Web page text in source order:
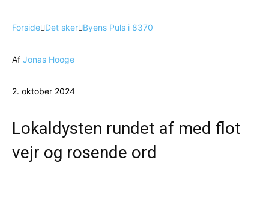
Forside Det sker Byens Puls i 8370
Af Jonas Hooge
2. oktober 2024
Lokaldysten rundet af med flot
vejr og rosende ord